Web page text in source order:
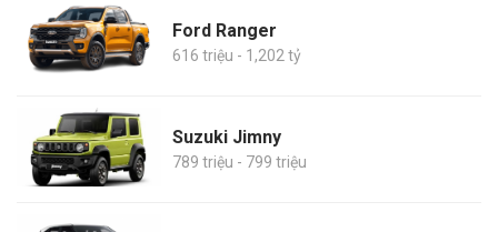
Ford Ranger
616 triệu - 1,202 tỷ
Suzuki Jimny
789 triệu - 799 triệu